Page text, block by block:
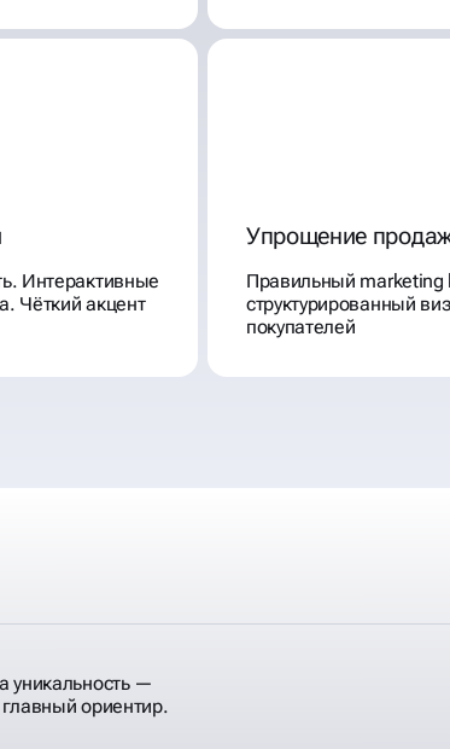
Интерактивные
Чёткий акцент
Упрощение
Правильный marketing
структурированный
покупателей
уникальность —
ориентир.